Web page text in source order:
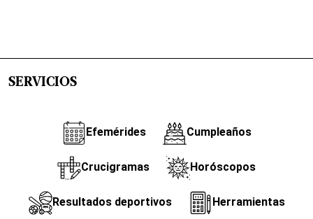
SERVICIOS
Efemérides Cumpleaños
Crucigramas Horóscopos
Resultados deportivos Herramientas